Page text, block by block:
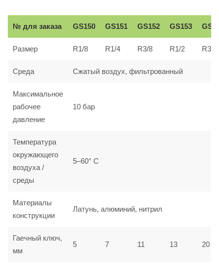
№ для заказа GS150 GS151 GS152 GS153
Размер R1/8 R1/4 R3/8 R1/2 R3/4
Среда Сжатый воздух, фильтрованный
Максимальное
рабочее
давление
10 бар
Температура
окружающего
воздуха /
среды
5–60° С
Материалы
конструкции
Латунь, алюминий, нитрил
Гаечный ключ,
мм
5 7 11 13 20